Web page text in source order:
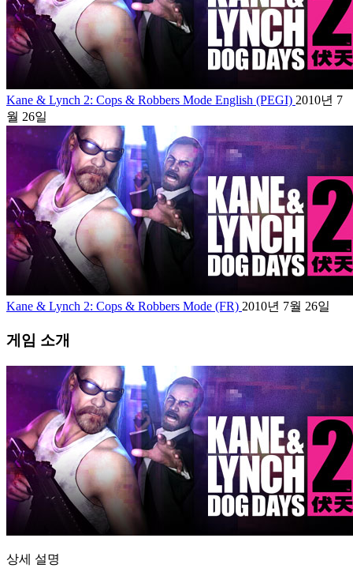
Kane & Lynch 2: Cops & Robbers Mode English (PEGI) 2010년 7
월 26일
Kane & Lynch 2: Cops & Robbers Mode (FR) 2010년 7월 26일
게임 소개
상세 설명